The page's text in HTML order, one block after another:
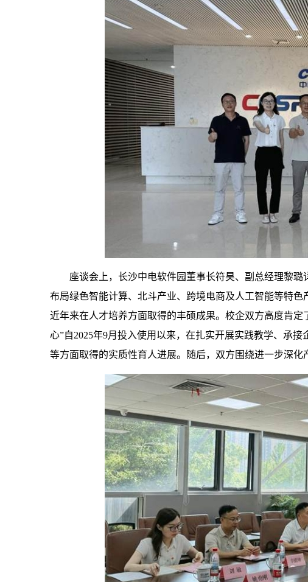
座谈会上，长沙中电软件园董事长符昊、副总经理黎
布局绿色智能计算、北斗产业、跨境电商及人工智能等特
近年来在人才培养方面取得的丰硕成果。校企双方高度肯
心”自2025年9月投入使用以来，在扎实开展实践教学、承
等方面取得的实质性育人进展。随后，双方围绕进一步深